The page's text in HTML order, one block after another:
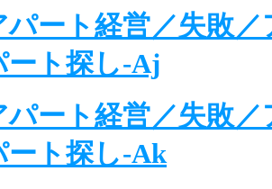
パート経営／失敗／
ート探し-Aj
パート経営／失敗／
ート探し-Ak